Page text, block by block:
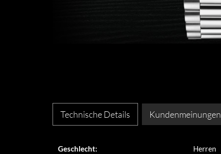
Technische Details Kundenmeinungen
Geschlecht:
Herren